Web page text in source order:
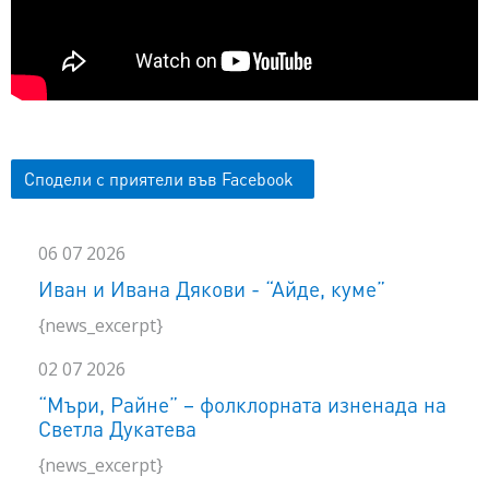
Сподели с приятели във Facebook
06 07 2026
Иван и Ивана Дякови - “Айде, куме”
{news_excerpt}
02 07 2026
“Мъри, Райне” – фолклорната изненада на
Светла Дукатева
{news_excerpt}